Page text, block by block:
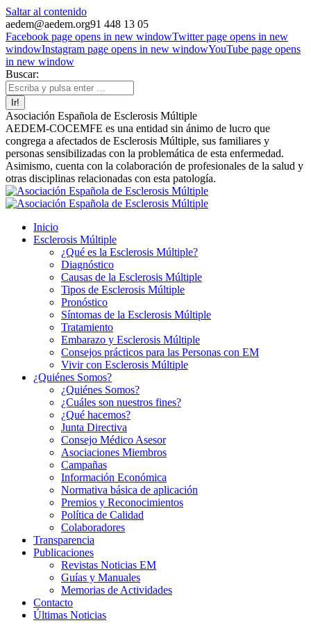
Saltar al contenido
aedem@aedem.org91 448 13 05
Facebook page opens in new windowTwitter page opens in new
windowInstagram page opens in new windowYouTube page opens
in new window
Buscar:
Asociación Española de Esclerosis Múltiple
AEDEM-COCEMFE es una entidad sin ánimo de lucro que
congrega a afectados de Esclerosis Múltiple, sus familiares y
personas sensibilizadas con la problemática de esta enfermedad.
Asimismo, cuenta con la colaboración de profesionales de la salud y
otras disciplinas relacionadas con esta patología.
Inicio
Esclerosis Múltiple
¿Qué es la Esclerosis Múltiple?
Diagnóstico
Causas de la Esclerosis Múltiple
Tipos de Esclerosis Múltiple
Pronóstico
Síntomas de la Esclerosis Múltiple
Tratamiento
Embarazo y Esclerosis Múltiple
Consejos prácticos para las Personas con EM
Vivir con Esclerosis Múltiple
¿Quiénes Somos?
¿Quiénes Somos?
¿Cuáles son nuestros fines?
¿Qué hacemos?
Junta Directiva
Consejo Médico Asesor
Asociaciones Miembros
Campañas
Información Económica
Normativa básica de aplicación
Premios y Reconocimientos
Política de Calidad
Colaboradores
Transparencia
Publicaciones
Revistas Noticias EM
Guías y Manuales
Memorias de Actividades
Contacto
Últimas Noticias